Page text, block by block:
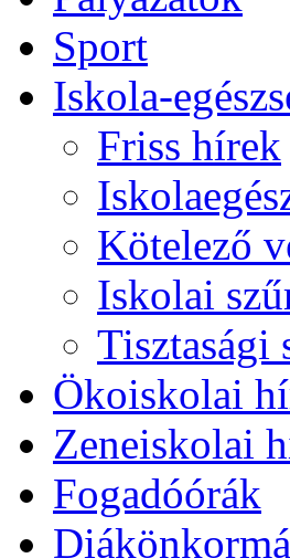
Sport
Iskola-
Friss hírek
Kötelező
Iskolai
Tisztasági
Ökoiskolai
Zeneiskolai
Fogadóórák